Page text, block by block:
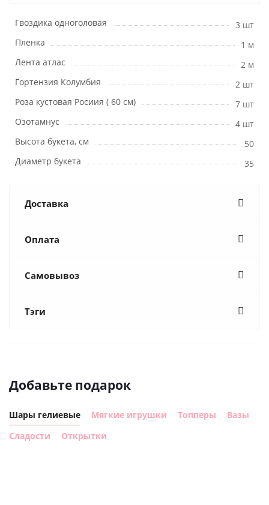
Гвоздика одноголовая
3 шт
Пленка
1 м
Лента атлас
2 м
Гортензия Колумбия
2 шт
Роза кустовая Росиия ( 60 см)
7 шт
Озотамнус
4 шт
Высота букета, см
50
Диаметр букета
35
Доставка
Оплата
Самовывоз
Тэги
Добавьте подарок
Шары гелиевые Мягкие игрушки Топперы
Вазы
Сладости
Открытки